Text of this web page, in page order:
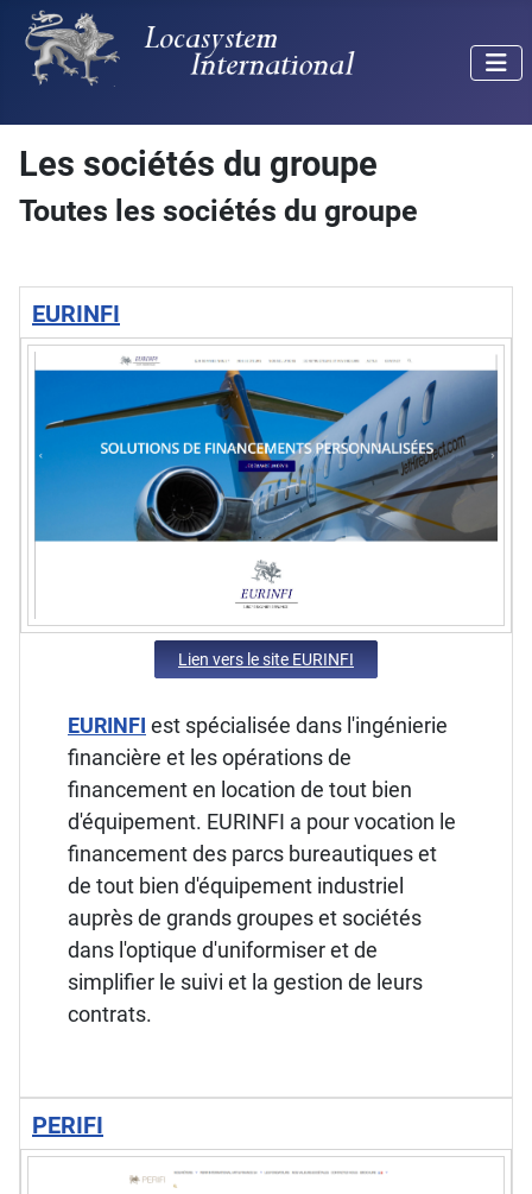
Les sociétés du groupe
Toutes les sociétés du groupe
EURINFI
Lien vers le site EURINFI
EURINFI est spécialisée dans l'ingénierie
financière et les opérations de
financement en location de tout bien
d'équipement. EURINFI a pour vocation le
financement des parcs bureautiques et
de tout bien d'équipement industriel
auprès de grands groupes et sociétés
dans l'optique d'uniformiser et de
simplifier le suivi et la gestion de leurs
contrats.
PERIFI